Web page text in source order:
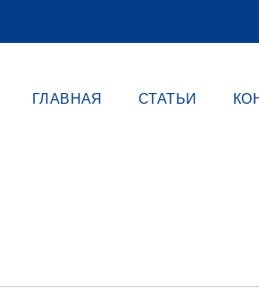
ГЛАВНАЯ СТАТЬИ